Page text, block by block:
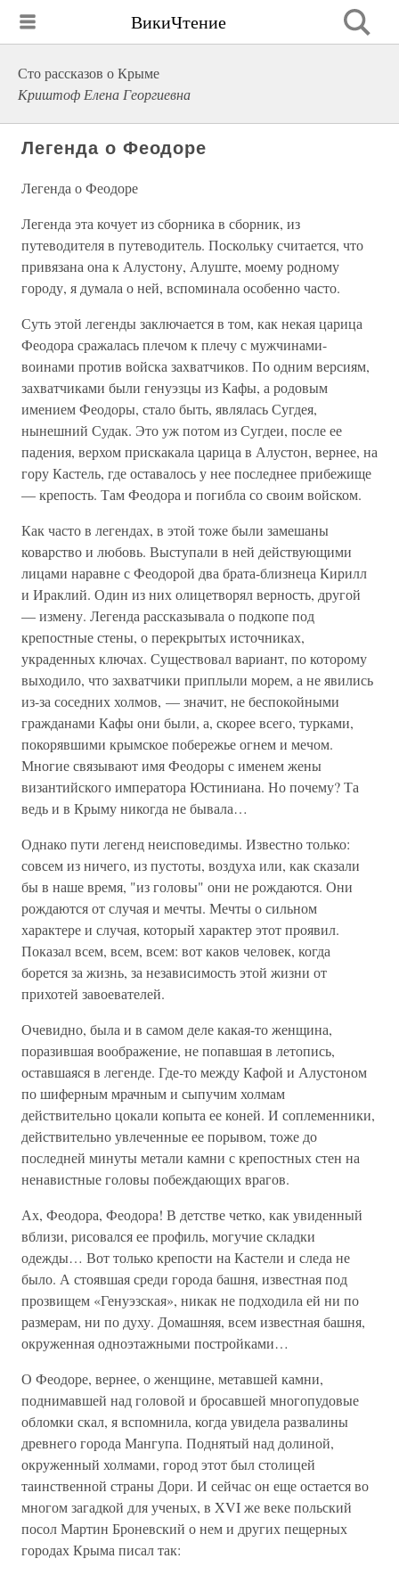
ВикиЧтение
Сто рассказов о Крыме
Криштоф Елена Георгиевна
Легенда о Феодоре
Легенда о Феодоре
Легенда эта кочует из сборника в сборник, из
путеводителя в путеводитель. Поскольку считается, что
привязана она к Алустону, Алуште, моему родному
городу, я думала о ней, вспоминала особенно часто.
Суть этой легенды заключается в том, как некая царица
Феодора сражалась плечом к плечу с мужчинами-
воинами против войска захватчиков. По одним версиям,
захватчиками были генуэзцы из Кафы, а родовым
имением Феодоры, стало быть, являлась Сугдея,
нынешний Судак. Это уж потом из Сугдеи, после ее
падения, верхом прискакала царица в Алустон, вернее, на
гору Кастель, где оставалось у нее последнее прибежище
— крепость. Там Феодора и погибла со своим войском.
Как часто в легендах, в этой тоже были замешаны
коварство и любовь. Выступали в ней действующими
лицами наравне с Феодорой два брата-близнеца Кирилл
и Ираклий. Один из них олицетворял верность, другой
— измену. Легенда рассказывала о подкопе под
крепостные стены, о перекрытых источниках,
украденных ключах. Существовал вариант, по которому
выходило, что захватчики приплыли морем, а не явились
из-за соседних холмов, — значит, не беспокойными
гражданами Кафы они были, а, скорее всего, турками,
покорявшими крымское побережье огнем и мечом.
Многие связывают имя Феодоры с именем жены
византийского императора Юстиниана. Но почему? Та
ведь и в Крыму никогда не бывала…
Однако пути легенд неисповедимы. Известно только:
совсем из ничего, из пустоты, воздуха или, как сказали
бы в наше время, "из головы" они не рождаются. Они
рождаются от случая и мечты. Мечты о сильном
характере и случая, который характер этот проявил.
Показал всем, всем, всем: вот каков человек, когда
борется за жизнь, за независимость этой жизни от
прихотей завоевателей.
Очевидно, была и в самом деле какая-то женщина,
поразившая воображение, не попавшая в летопись,
оставшаяся в легенде. Где-то между Кафой и Алустоном
по шиферным мрачным и сыпучим холмам
действительно цокали копыта ее коней. И соплеменники,
действительно увлеченные ее порывом, тоже до
последней минуты метали камни с крепостных стен на
ненавистные головы побеждающих врагов.
Ах, Феодора, Феодора! В детстве четко, как увиденный
вблизи, рисовался ее профиль, могучие складки
одежды… Вот только крепости на Кастели и следа не
было. А стоявшая среди города башня, известная под
прозвищем «Генуэзская», никак не подходила ей ни по
размерам, ни по духу. Домашняя, всем известная башня,
окруженная одноэтажными постройками…
О Феодоре, вернее, о женщине, метавшей камни,
поднимавшей над головой и бросавшей многопудовые
обломки скал, я вспомнила, когда увидела развалины
древнего города Мангупа. Поднятый над долиной,
окруженный холмами, город этот был столицей
таинственной страны Дори. И сейчас он еще остается во
многом загадкой для ученых, в XVI же веке польский
посол Мартин Броневский о нем и других пещерных
городах Крыма писал так: